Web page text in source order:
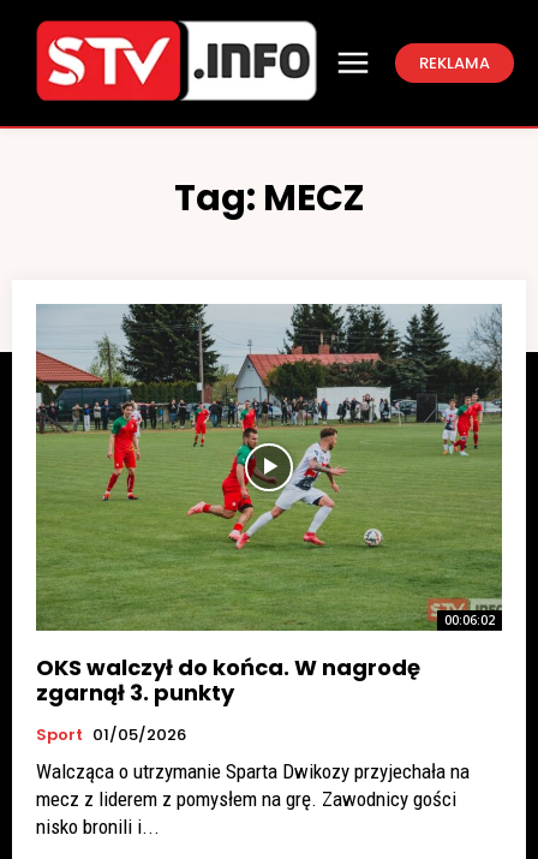
REKLAMA
Tag: MECZ
00:06:02
OKS walczył do końca. W nagrodę
zgarnął 3. punkty
Sport 01/05/2026
Walcząca o utrzymanie Sparta Dwikozy przyjechała na
mecz z liderem z pomysłem na grę. Zawodnicy gości
nisko bronili i...